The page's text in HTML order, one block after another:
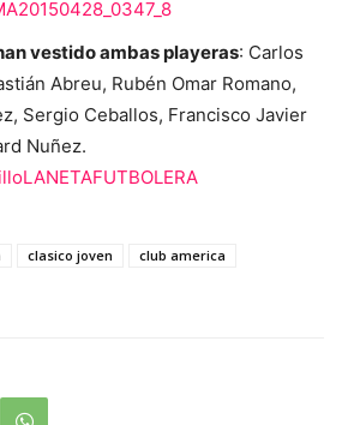
vestido ambas playeras: Carlos
Abreu, Rubén Omar Romano,
Sergio Ceballos, Francisco Javier
Nuñez.
clasico joven
club america